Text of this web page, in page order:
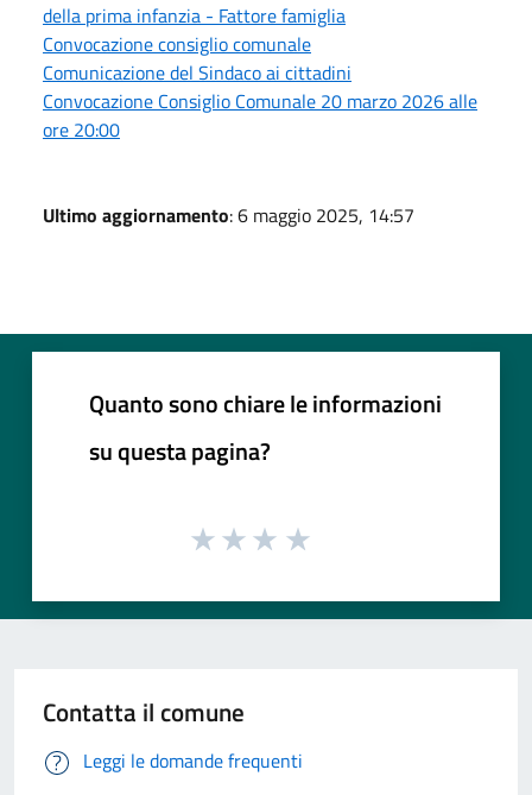
della prima infanzia - Fattore famiglia
Convocazione consiglio comunale
Comunicazione del Sindaco ai cittadini
Convocazione Consiglio Comunale 20 marzo 2026 alle
ore 20:00
Ultimo aggiornamento: 6 maggio 2025, 14:57
Quanto sono chiare le informazioni
su questa pagina?
Contatta il comune
Leggi le domande frequenti